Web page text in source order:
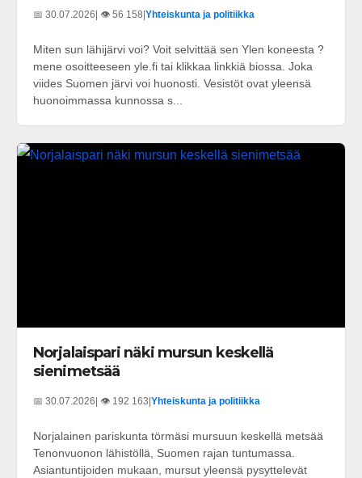
📅 30.07.2026 | 👁️ 56 158 Yhteiskunta ja politiikka
Miten sun lähijärvi voi? Voit selvittää sen Ylen koneesta ?
mene osoitteeseen yle.fi tai klikkaa linkkiä biossa. Joka
viides Suomen järvi voi huonosti. Vesistöt ovat yleensä
huonoimmassa kunnossa s...
Norjalaispari näki mursun keskellä
sienimetsää
📅 30.07.2026 | 👁️ 192 163 Yhteiskunta ja politiikka
Norjalainen pariskunta törmäsi mursuun keskellä metsää
Tenonvuonon lähistöllä, Suomen rajan tuntumassa.
Asiantuntijoiden mukaan, mursut yleensä pysyttelevät